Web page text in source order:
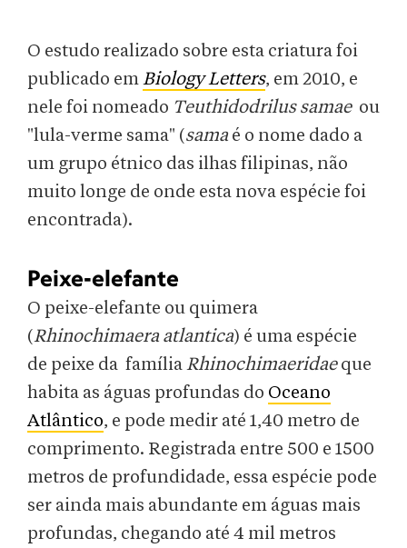
O estudo realizado sobre esta criatura foi
publicado emBiology Letters, em 2010, e
nele foi nomeado Teuthidodrilus samae ou
"lula-verme sama" (sama é o nome dado a
um grupo étnico das ilhas filipinas, não
muito longe de onde esta nova espécie foi
encontrada).
Peixe-elefante
O peixe-elefante ou quimera
(Rhinochimaera atlantica) é uma espécie
de peixe da famíliaRhinochimaeridaeque
habita as águas profundas do Oceano
Atlântico, e pode medir até 1,40 metro de
comprimento. Registrada entre 500 e 1500
metros de profundidade, essa espécie pode
ser ainda mais abundante em águas mais
profundas, chegando até 4 mil metros